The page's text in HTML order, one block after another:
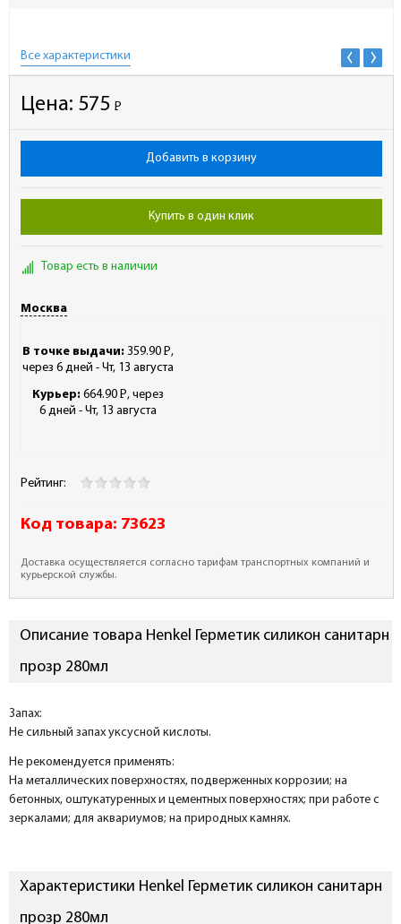
Все характеристики
Цена: 575 Р
-
Добавить в корзину
Купить в один клик
Товар есть в наличии
Москва
В точке выдачи: 359.90 Р
- ,
через 6 дней - Чт, 13 августа
Курьер: 664.90 Р
- , через
6 дней - Чт, 13 августа
Рейтинг:
Код товара: 73623
Доставка осуществляется согласно тарифам транспортных компаний и
курьерской службы.
Описание товара Henkel Герметик силикон санитарн
прозр 280мл
Запах:
Не сильный запах уксусной кислоты.
Не рекомендуется применять:
На металлических поверхностях, подверженных коррозии; на
бетонных, оштукатуренных и цементных поверхностях; при работе с
зеркалами; для аквариумов; на природных камнях.
Характеристики Henkel Герметик силикон санитарн
прозр 280мл